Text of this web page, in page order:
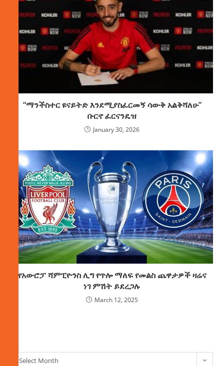
“ማንችስተር ዩናይትድ እንደሚያስፈርመኝ ሳውቅ አልቅሻለሁ”
ቡርኖ ፈርናንዴዝ
January 30, 2026
የአውሮፓ ሻምፒዮንስ ሊግ የጥሎ ማለፍ የመልስ ጨዋታዎች ዛሬና
ነገ ምሽት ይደረጋሉ
March 12, 2025
Select Month